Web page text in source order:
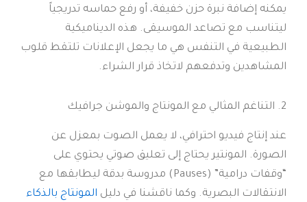
يمكنه إضافة نبرة حزن خفيفة، أو رفع حماسه تدريجياً
ليتناسب مع تصاعد الموسيقى. هذه الديناميكية
الطبيعية في التنفس هي ما يجعل الإعلانات تلتقط قلوب
المشاهدين وتدفعهم لاتخاذ قرار الشراء.
عند إنتاج فيديو احترافي، لا يعمل الصوت بمعزل عن
الصورة. المونتير يحتاج إلى تعليق صوتي يحتوي على
“وقفات درامية” (Pauses) مدروسة بدقة ليطابقها مع
الانتقالات البصرية. وكما ناقشنا في دليلالمونتاج بالذكاء